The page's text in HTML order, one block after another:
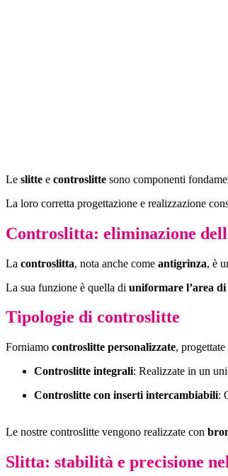
Le slitte e controslitte sono componenti
La loro corretta progettazione e realizzazione
Controslitta: eliminazione
La controslitta, nota anche come antigrinza, è
La sua funzione è quella di uniformare l’area
Tipologie di controslitte
Forniamo controslitte personalizzate,
Controslitte integrali: Realizzate in un
Controslitte con inserti intercambiabili:
Le nostre controslitte vengono realizzate con
Slitta: stabilità e precisione